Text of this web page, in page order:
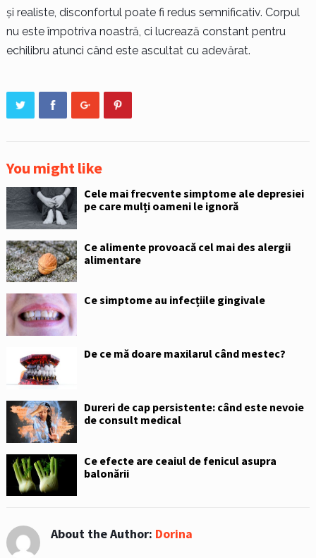
și realiste, disconfortul poate fi redus semnificativ. Corpul
nu este împotriva noastră, ci lucrează constant pentru
echilibru atunci când este ascultat cu adevărat.
You might like
Cele mai frecvente simptome ale depresiei
pe care mulți oameni le ignoră
Ce alimente provoacă cel mai des alergii
alimentare
Ce simptome au infecțiile gingivale
De ce mă doare maxilarul când mestec?
Dureri de cap persistente: când este nevoie
de consult medical
Ce efecte are ceaiul de fenicul asupra
balonării
About the Author: Dorina